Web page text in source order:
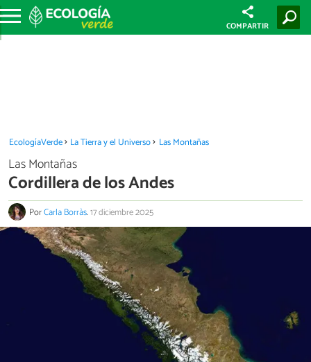
COMPARTIR
EcologíaVerde La Tierra y el Universo Las Montañas
Las Montañas
Cordillera de los Andes
PorCarla Borràs.17 diciembre 2025